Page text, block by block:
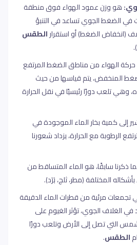
هو وزن عمود الهواء فوق منطقة
في الضغط الجوي تساعد في التنبؤ
(انخفاض الضغط) أو استقرارالطقس
الهواء من مناطق الضغط المرتفع
المنخفض،يتم قياسها من حيث
وهي تلعب دورًا رئيسيًا في نقل الحرارة
إلى كمية بخار الماء الموجودة في
الرطوبة مع الحرارة، يزداد شعورنا
ذكرنا سابقًا، هو الماء المتساقط من
المختلفة (مطر، ثلج، بَرَد).
مرئية من قطرات الماء الدقيقة
في الغلاف الجوي،تؤثر الغيوم على
التي تصل إلى الأرض وتلعب دورًا
الطقس.